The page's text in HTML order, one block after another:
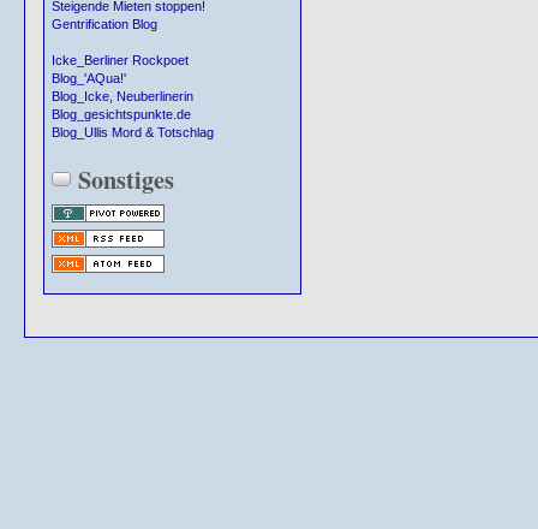
Steigende Mieten stoppen!
Gentrification Blog
Icke_Berliner Rockpoet
Blog_'AQua!'
Blog_Icke, Neuberlinerin
Blog_gesichtspunkte.de
Blog_Ullis Mord & Totschlag
Sonstiges